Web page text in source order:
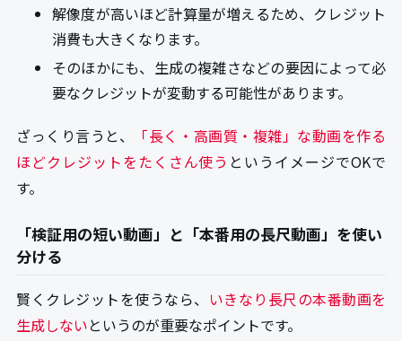
解像度が高いほど計算量が増えるため、クレジット
消費も大きくなります。
そのほかにも、生成の複雑さなどの要因によって必
要なクレジットが変動する可能性があります。
ざっくり言うと、
「長く・高画質・複雑」な動画を作る
ほどクレジットをたくさん使う というイメージでOKで
す。
「検証用の短い動画」と「本番用の長尺動画」を使い
分ける
賢くクレジットを使うなら、 いきなり長尺の本番動画を
生成しないというのが重要なポイントです。